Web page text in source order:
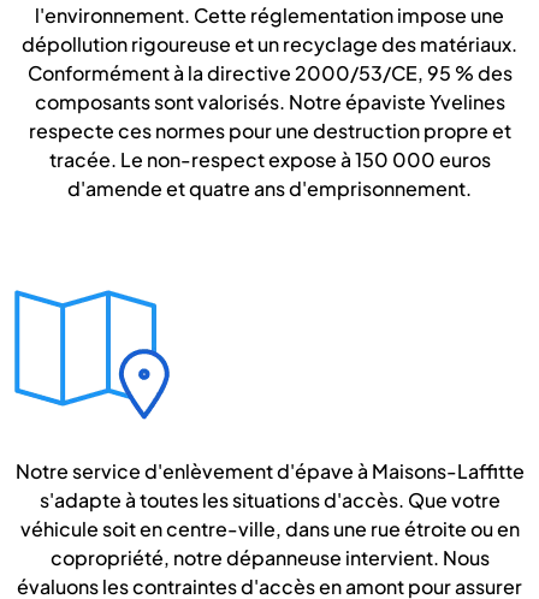
l'environnement. Cette réglementation impose une
dépollution rigoureuse et un recyclage des matériaux.
Conformément à la directive 2000/53/CE, 95 % des
composants sont valorisés. Notre épaviste Yvelines
respecte ces normes pour une destruction propre et
tracée. Le non-respect expose à 150 000 euros
d'amende et quatre ans d'emprisonnement.
Notre service d'enlèvement d'épave à Maisons-Laffitte
s'adapte à toutes les situations d'accès. Que votre
véhicule soit en centre-ville, dans une rue étroite ou en
copropriété, notre dépanneuse intervient. Nous
évaluons les contraintes d'accès en amont pour assurer